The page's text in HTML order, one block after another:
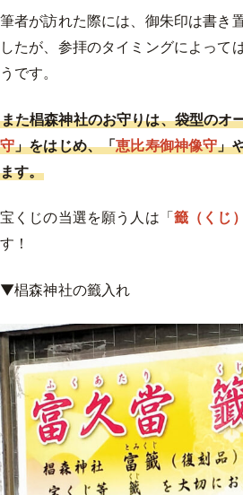
筆者が訪れた際には、御朱印は書き
したが、参拝のタイミングによって
うです。
また椙森神社のお守りは、袋型のオ
守」をはじめ、「恵比寿御神像守」
ます。
宝くじの当選を願う人は「籤（くじ
す！
▼椙森神社の籤入れ